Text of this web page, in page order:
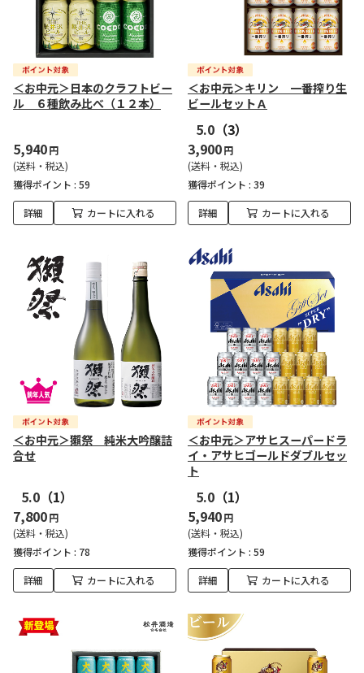
＜お中元＞日本のクラフトビー
ル ６種飲み比べ（１２本）
5,940円
(送料・税込)
獲得ポイント : 59
詳細 カートに入れる
＜お中元＞キリン 一番搾り生
ビールセットＡ
5.0 （3）
3,900円
(送料・税込)
獲得ポイント : 39
詳細 カートに入れる
＜お中元＞獺祭 純米大吟醸詰
合せ
5.0 （1）
7,800円
(送料・税込)
獲得ポイント : 78
詳細 カートに入れる
＜お中元＞アサヒスーパードラ
イ・アサヒゴールドダブルセッ
ト
5.0 （1）
5,940円
(送料・税込)
獲得ポイント : 59
詳細 カートに入れる